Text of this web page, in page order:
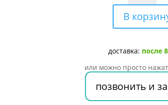
Магвит
капс.
№30
В
доставка: после
или можно просто
позвонить и